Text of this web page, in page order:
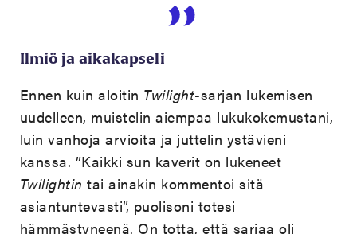
Ilmiö ja aikakapseli
Ennen kuin aloitin Twilight-sarjan lukemisen
uudelleen, muistelin aiempaa lukukokemustani,
luin vanhoja arvioita ja juttelin ystävieni
kanssa. ”Kaikki sun kaverit on lukeneet
Twilightintai ainakin kommentoi sitä
asiantuntevasti”, puolisoni totesi
hämmästyneenä. On totta, että sarjaa oli